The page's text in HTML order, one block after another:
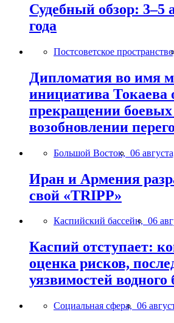
Судебный обзор: 3–5
года
Постсоветское
Дипломатия во имя
инициатива Токаева
прекращении боевых
возобновлении
Большой Восток, 06
Иран и Армения
свой «TRIPP»
Каспийский бассейн, 06
Каспий отступает:
оценка рисков,
уязвимостей водного
Социальная сфера, 06